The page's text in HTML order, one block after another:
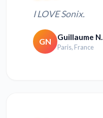
I LOVE Sonix.
GN Guillaume N.
Paris, France